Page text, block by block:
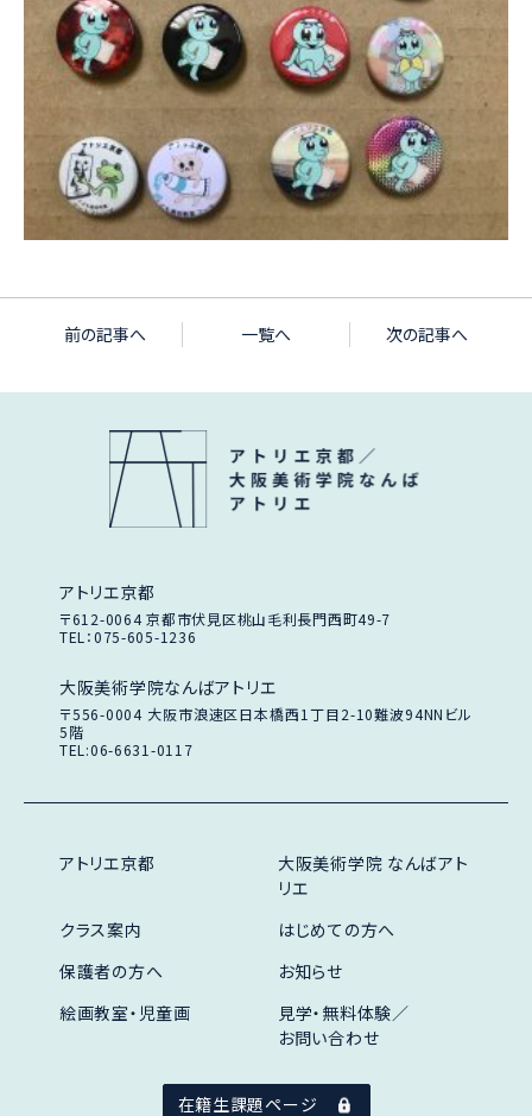
前の記事へ 一覧へ 次の記事へ
アトリエ京都
〒612-0064京都市伏見区桃山毛利長門西町49-7
TEL：075-605-1236
大阪美術学院なんばアトリエ
〒556-0004 大阪市浪速区日本橋西1丁目2-10難波94NNビル
5階
TEL:06-6631-0117
アトリエ京都
大阪美術学院 なんばアト
リエ
クラス案内
はじめての方へ
保護者の方へ
お知らせ
絵画教室・児童画
見学・無料体験／
お問い合わせ
在籍生課題ページ